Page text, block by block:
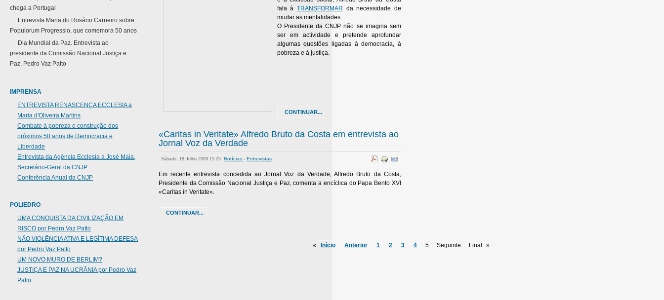
fala àTRANSFORMAR da necessidade de
mudar as mentalidades.
O Presidente da CNJP não se imagina sem
ser em actividade e pretende aprofundar
algumas questões ligadas à democracia, à
pobreza e à justiça.
CONTINUAR...
«Caritas in Veritate» Alfredo Bruto da Costa em entrevista ao
Jornal Voz da Verdade
Sábado, 18 Julho 2009 15:25 Notícias - Entrevistas
Em recente entrevista concedida ao Jornal Voz da Verdade, Alfredo Bruto da Costa,
Presidente da Comissão Nacional Justiça e Paz, comenta a encíclica do Papa Bento XVI
«Caritas in Veritate».
CONTINUAR...
« Início Anterior 1 2 3 4 5 Seguinte Final »
chega a Portugal
Entrevista Maria do Rosário Carneiro sobre
Populorum Progressio, que comemora 50 anos
Dia Mundial da Paz. Entrevista ao
presidente da Comissão Nacional Justiça e
Paz, Pedro Vaz Patto
IMPRENSA
ENTREVISTA RENASCENÇA ECCLESIA a
Maria d'Oliveira Martins
Combate à pobreza e construção dos
próximos 50 anos de Democracia e
Liberdade
Entrevista da Agência Ecclesia a José Maia,
Secretário-Geral da CNJP
Conferência Anual da CNJP
POLIEDRO
UMA CONQUISTA DA CIVILIZAÇÃO EM
RISCO por Pedro Vaz Patto
NÃO VIOLÊNCIA ATIVA E LEGÍTIMA DEFESA
por Pedro Vaz Patto
UM NOVO MURO DE BERLIM?
JUSTIÇA E PAZ NA UCRÂNIA por Pedro Vaz
Patto